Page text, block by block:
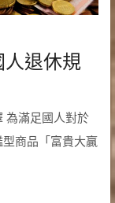
人退休規
為滿足國人對於
商品「富貴大贏